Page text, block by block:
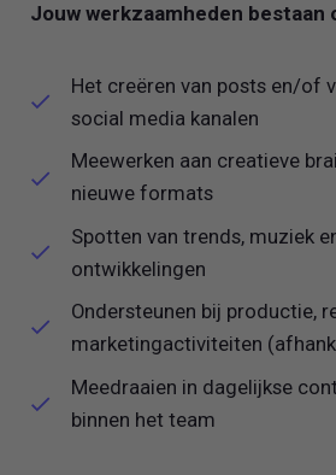
Jouw werkzaamheden bestaan
Het creëren van posts en/of
social media kanalen
Meewerken aan creatieve
nieuwe formats
Spotten van trends, muziek
ontwikkelingen
Ondersteunen bij productie,
marketingactiviteiten
Meedraaien in dagelijkse
binnen het team